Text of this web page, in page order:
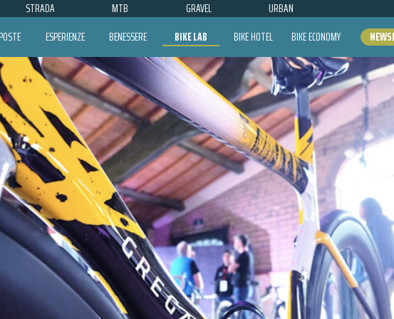
STRADA MTB GRAVEL URBAN
ESPERIENZE BENESSERE BIKE LAB BIKE HOTEL BIKE ECONOMY